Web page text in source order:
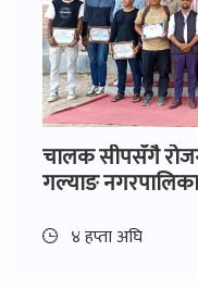
चालक सीपसँगै
गल्याङ
४ हप्ता अघि